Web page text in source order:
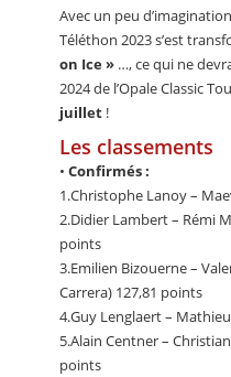
Avec un peu
Téléthon 2023 s’est
on Ice » …, ce qui ne
2024 de l’Opale Classic
juillet !
Les classements
• Confirmés :
1.Christophe Lanoy –
2.Didier Lambert – Rémi
points
3.Emilien Bizouerne –
Carrera) 127,81 points
4.Guy Lenglaert –
5.Alain Centner –
points